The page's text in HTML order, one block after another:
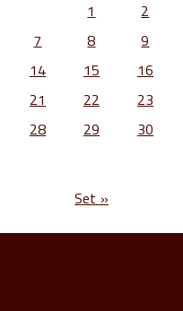
1
2
7 8
9
14 15
16
21 22
23
28 29
30
Set »